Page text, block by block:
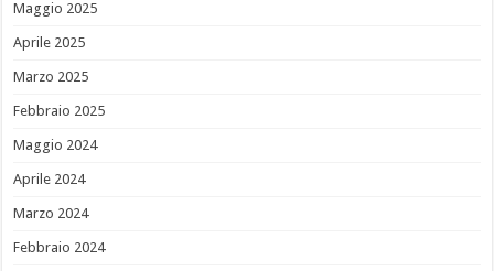
Maggio 2025
Aprile 2025
Marzo 2025
Febbraio 2025
Maggio 2024
Aprile 2024
Marzo 2024
Febbraio 2024